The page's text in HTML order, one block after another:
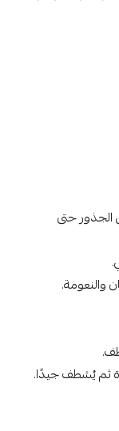
الجذور حتى
والنعومة.
ثم يُشطف جيدًا.